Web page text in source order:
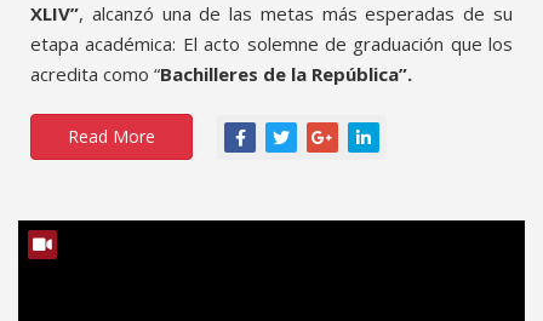
XLIV”, alcanzó una de las metas más esperadas de su
etapa académica: El acto solemne de graduación que los
acredita como “Bachilleres de la República”.
Read More